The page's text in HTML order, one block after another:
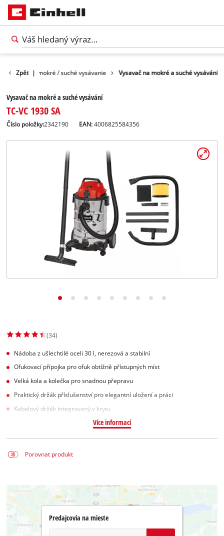
Zpět |
Vysávače na mokré / suché vysávanie Vysavač na mokré a suché vysávání
Vysavač na mokré a suché vysávání
TC-VC 1930 SA
Číslo položky:2342190 EAN:4006825584356
(34)
Nádoba z ušlechtilé oceli 30 l, nerezová a stabilní
Ofukovací přípojka pro ofuk obtížně přístupných míst
Velká kola a kolečka pro snadnou přepravu
Praktický držák příslušenství pro elegantní uložení a práci
Kabelový držák integrovaný v krytu
Více informací
Porovnat produkt
Predajcovia na mieste